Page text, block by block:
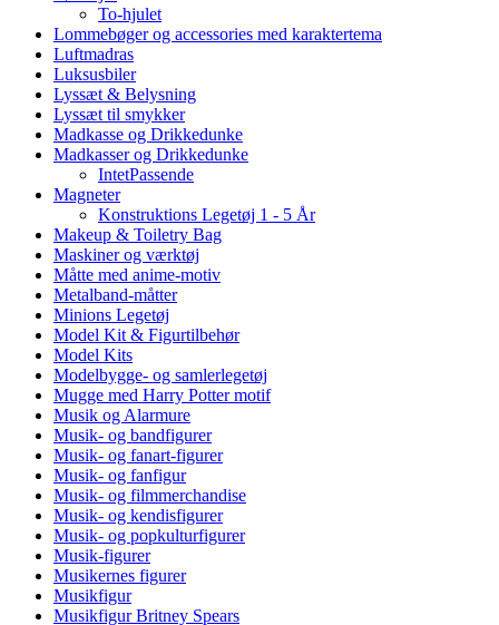
To-hjulet
Lommebøger og accessories med karaktertema
Luftmadras
Luksusbiler
Lyssæt & Belysning
Lyssæt til smykker
Madkasse og Drikkedunke
Madkasser og Drikkedunke
IntetPassende
Magneter
Konstruktions Legetøj 1 - 5 År
Makeup & Toiletry Bag
Maskiner og værktøj
Måtte med anime-motiv
Metalband-måtter
Minions Legetøj
Model Kit & Figurtilbehør
Model Kits
Modelbygge- og samlerlegetøj
Mugge med Harry Potter motif
Musik og Alarmure
Musik- og bandfigurer
Musik- og fanart-figurer
Musik- og fanfigur
Musik- og filmmerchandise
Musik- og kendisfigurer
Musik- og popkulturfigurer
Musik-figurer
Musikernes figurer
Musikfigur
Musikfigur Britney Spears